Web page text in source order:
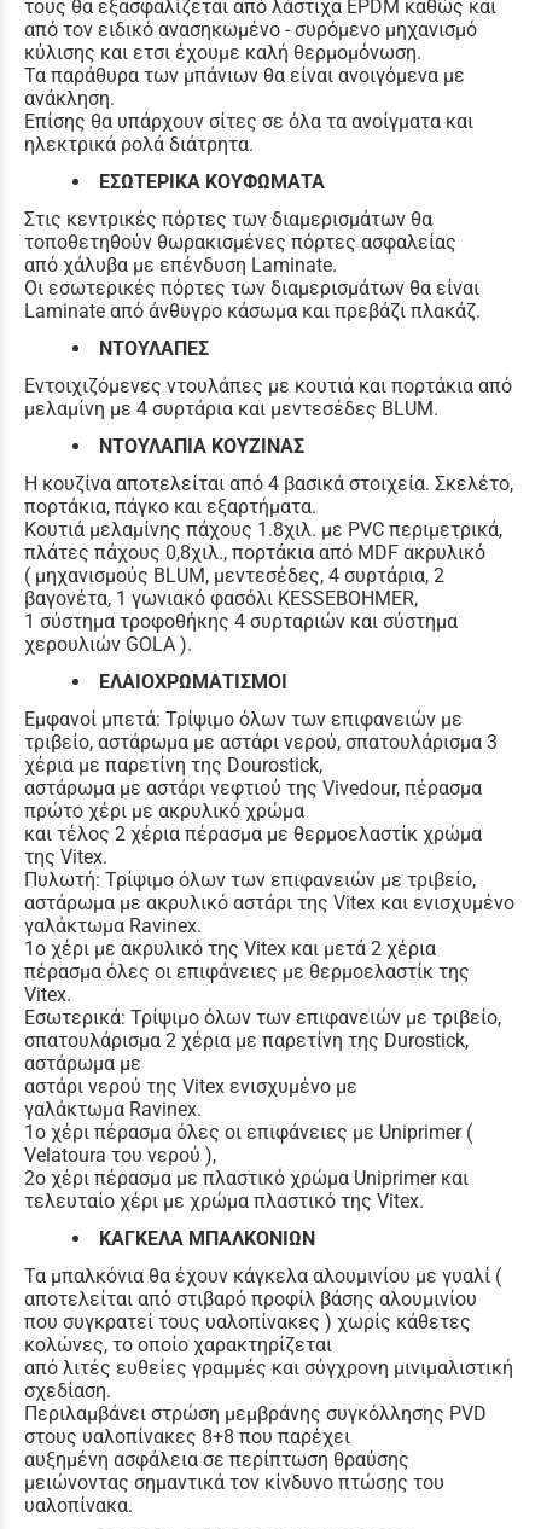
τους θα εξασφαλίζεται από λάστιχα EPDM καθώς και
από τον ειδικό ανασηκωμένο - συρόμενο μηχανισμό
κύλισης και ετσι έχουμε καλή θερμομόνωση.
Τα παράθυρα των μπάνιων θα είναι ανοιγόμενα με
ανάκληση.
Επίσης θα υπάρχουν σίτες σε όλα τα ανοίγματα και
ηλεκτρικά ρολά διάτρητα.
ΕΣΩΤΕΡΙΚΑ ΚΟΥΦΩΜΑΤΑ
Στις κεντρικές πόρτες των διαμερισμάτων θα
τοποθετηθούν θωρακισμένες πόρτες ασφαλείας
από χάλυβα με επένδυση Laminate.
Οι εσωτερικές πόρτες των διαμερισμάτων θα είναι
Laminate από άνθυγρο κάσωμα και πρεβάζι πλακάζ.
ΝΤΟΥΛΑΠΕΣ
Εντοιχιζόμενες ντουλάπες με κουτιά και πορτάκια από
μελαμίνη με 4 συρτάρια και μεντεσέδες BLUM.
ΝΤΟΥΛΑΠΙΑ ΚΟΥΖΙΝΑΣ
Η κουζίνα αποτελείται από 4 βασικά στοιχεία. Σκελέτο,
πορτάκια, πάγκο και εξαρτήματα.
Κουτιά μελαμίνης πάχους 1.8χιλ. με PVC περιμετρικά,
πλάτες πάχους 0,8χιλ., πορτάκια από MDF ακρυλικό
( μηχανισμούς BLUM, μεντεσέδες, 4 συρτάρια, 2
βαγονέτα, 1 γωνιακό φασόλι KESSEBOHMER,
1 σύστημα τροφοθήκης 4 συρταριών και σύστημα
χερουλιών GOLA ).
ΕΛΑΙΟΧΡΩΜΑΤΙΣΜΟΙ
Εμφανοί μπετά: Τρίψιμο όλων των επιφανειών με
τριβείο, αστάρωμα με αστάρι νερού, σπατουλάρισμα 3
χέρια με παρετίνη της Dourostick,
αστάρωμα με αστάρι νεφτιού της Vivedour, πέρασμα
πρώτο χέρι με ακρυλικό χρώμα
και τέλος 2 χέρια πέρασμα με θερμοελαστίκ χρώμα
της Vitex.
Πυλωτή: Τρίψιμο όλων των επιφανειών με τριβείο,
αστάρωμα με ακρυλικό αστάρι της Vitex και ενισχυμένο
γαλάκτωμα Ravinex.
1o χέρι με ακρυλικό της Vitex και μετά 2 χέρια
πέρασμα όλες οι επιφάνειες με θερμοελαστίκ της
Vitex.
Εσωτερικά: Τρίψιμο όλων των επιφανειών με τριβείο,
σπατουλάρισμα 2 χέρια με παρετίνη της Durostick,
αστάρωμα με
αστάρι νερού της Vitex ενισχυμένο με
γαλάκτωμα Ravinex.
1ο χέρι πέρασμα όλες οι επιφάνειες με Uniprimer (
Velatoura του νερού ),
2ο χέρι πέρασμα με πλαστικό χρώμα Uniprimer και
τελευταίο χέρι με χρώμα πλαστικό της Vitex.
ΚΑΓΚΕΛΑ ΜΠΑΛΚΟΝΙΩΝ
Τα μπαλκόνια θα έχουν κάγκελα αλουμινίου με γυαλί (
αποτελείται από στιβαρό προφίλ βάσης αλουμινίου
που συγκρατεί τους υαλοπίνακες ) χωρίς κάθετες
κολώνες, το οποίο χαρακτηρίζεται
από λιτές ευθείες γραμμές και σύγχρονη μινιμαλιστική
σχεδίαση.
Περιλαμβάνει στρώση μεμβράνης συγκόλλησης PVD
στους υαλοπίνακες 8+8 που παρέχει
αυξημένη ασφάλεια σε περίπτωση θραύσης
μειώνοντας σημαντικά τον κίνδυνο πτώσης του
υαλοπίνακα.